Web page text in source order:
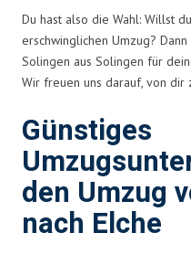
Du hast also die Wahl: Willst
erschwinglichen Umzug?
Solingen aus Solingen für
Wir freuen uns darauf, von dir
Günstiges
den Umzug
nach Elche